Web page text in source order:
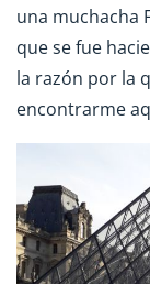
una muchacha
que se fue
la razón por la
encontrarme